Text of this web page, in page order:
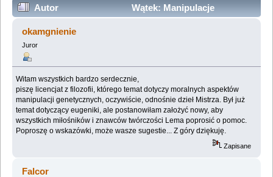
Autor
Wątek: Manipulacje
genetyczne a moralność (Przeczytany 282623 razy)
okamgnienie
Juror
Witam wszystkich bardzo serdecznie,
piszę licencjat z filozofii, którego temat dotyczy moralnych aspektów
manipulacji genetycznych, oczywiście, odnośnie dzieł Mistrza. Był już
temat dotyczący eugeniki, ale postanowiłam założyć nowy, aby
wszystkich miłośników i znawców twórczości Lema poprosić o pomoc.
Poproszę o wskazówki, może wasze sugestie... Z góry dziękuję.
Zapisane
Falcor